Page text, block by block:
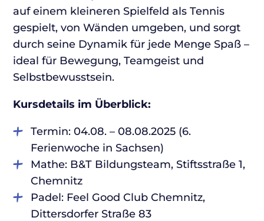
auf einem kleineren Spielfeld als Tennis
gespielt, von Wänden umgeben, und sorgt
durch seine Dynamik für jede Menge Spaß –
ideal für Bewegung, Teamgeist und
Selbstbewusstsein.
Kursdetails im Überblick:
Termin: 04.08. – 08.08.2025 (6.
Ferienwoche in Sachsen)
Mathe: B&T Bildungsteam, Stiftsstraße 1,
Chemnitz
Padel: Feel Good Club Chemnitz,
Dittersdorfer Straße 83